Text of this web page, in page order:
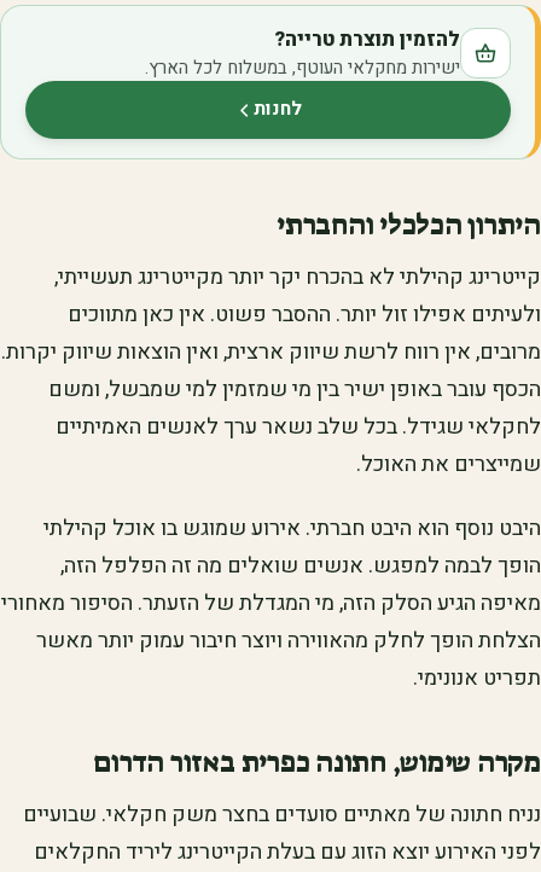
להזמין תוצרת טרייה?
ישירות מחקלאי העוטף, במשלוח לכל הארץ.
לחנות(נפתח בלשונית חדשה)
היתרון הכלכלי והחברתי
קייטרינג קהילתי לא בהכרח יקר יותר מקייטרינג תעשייתי,
ולעיתים אפילו זול יותר. ההסבר פשוט. אין כאן מתווכים
מרובים, אין רווח לרשת שיווק ארצית, ואין הוצאות שיווק יקרות.
הכסף עובר באופן ישיר בין מי שמזמין למי שמבשל, ומשם
לחקלאי שגידל. בכל שלב נשאר ערך לאנשים האמיתיים
שמייצרים את האוכל.
היבט נוסף הוא היבט חברתי. אירוע שמוגש בו אוכל קהילתי
הופך לבמה למפגש. אנשים שואלים מה זה הפלפל הזה,
מאיפה הגיע הסלק הזה, מי המגדלת של הזעתר. הסיפור מאחורי
הצלחת הופך לחלק מהאווירה ויוצר חיבור עמוק יותר מאשר
תפריט אנונימי.
מקרה שימוש, חתונה כפרית באזור הדרום
נניח חתונה של מאתיים סועדים בחצר משק חקלאי. שבועיים
לפני האירוע יוצא הזוג עם בעלת הקייטרינג ליריד החקלאים